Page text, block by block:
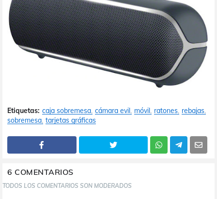
Etiquetas: caja sobremesa cámara evil móvil ratones rebajas
sobremesa tarjetas gráficas
6 COMENTARIOS
TODOS LOS COMENTARIOS SON MODERADOS